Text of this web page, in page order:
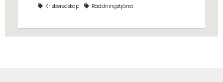
Eskilstuna – tio kubikmeter närmare
Krisberedskap
Räddningstjänst